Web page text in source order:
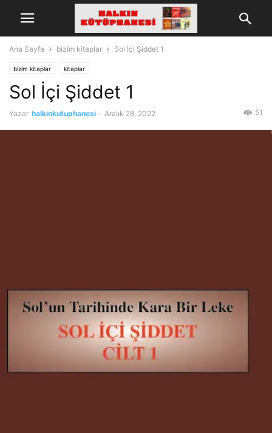
Ana Sayfa bizim kitaplar Sol İçi Şiddet 1
bizim kitaplar kitaplar
Sol İçi Şiddet 1
Yazar halkinkutuphanesi - Aralık 28, 2022 51